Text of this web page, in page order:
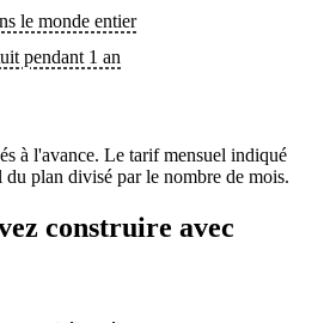
le monde entier
pendant 1 an
à l'avance. Le tarif mensuel indiqué
plan divisé par le nombre de mois.
construire avec